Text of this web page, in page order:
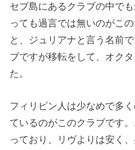
セブ島にあるクラブの中で
っても過言では無いのがこ
と、ジュリアナと言う名前
ブですが移転をして、オク
た。
フィリピン人は少なめで多
ているのがこのクラブです
っており、リヴよりは安く